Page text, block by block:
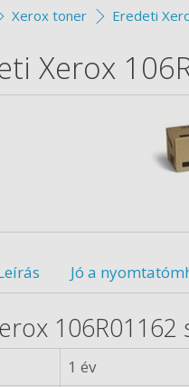
Xerox toner Eredeti
Xerox
Jó a
1 év